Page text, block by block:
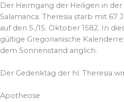
Der Heimgang der Heiligen in
Salamanca. Theresia starb mit 67
auf den 5./15. Oktober 1582. In
gültige Gregorianische
dem Sonnenstand anglich.
Der Gedenktag der hl. Theresia
Apotheose